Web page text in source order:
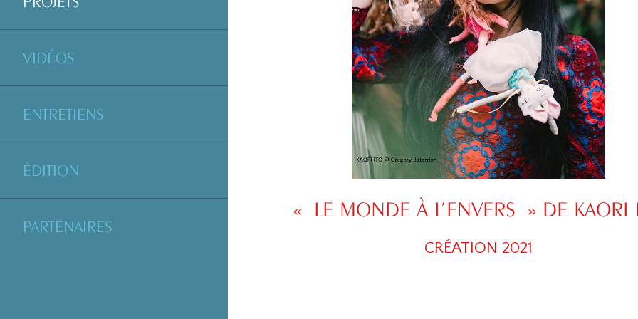
VIDÉOS
ENTRETIENS
ÉDITION
PARTENAIRES
« LE MONDE À L’ENVERS » DE KAORI
CRÉATION 2021